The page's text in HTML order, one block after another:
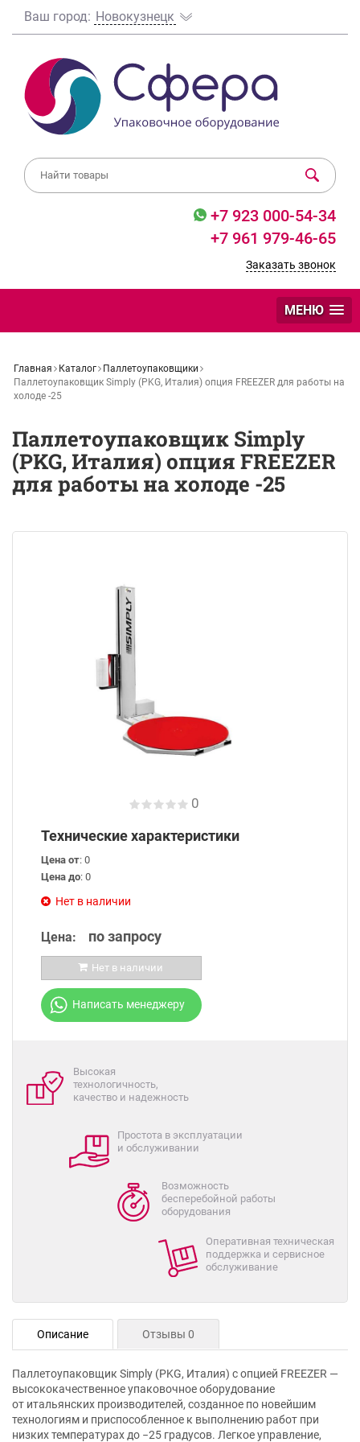
Ваш город: Новокузнецк
+7 923 000-54-34
+7 961 979-46-65
Заказать звонок
МЕНЮ
Главная Каталог
Паллетоупаковщики
Паллетоупаковщик Simply (PKG, Италия) опция FREEZER для работы на
холоде -25
Паллетоупаковщик Simply
(PKG, Италия) опция FREEZER
для работы на холоде -25
0
Технические характеристики
Цена от: 0
Цена до: 0
Нет в наличии
Цена: по запросу
Нет в наличии
Написать менеджеру
Высокая
технологичность,
качество и надежность
Простота в эксплуатации
и обслуживании
Возможность
бесперебойной работы
оборудования
Оперативная техническая
поддержка и сервисное
обслуживание
Описание Отзывы 0
Паллетоупаковщик Simply (PKG, Италия) с опцией FREEZER —
высококачественное упаковочное оборудование
от итальянских производителей, созданное по новейшим
технологиям и приспособленное к выполнению работ при
низких температурах до −25 градусов. Легкое управление,